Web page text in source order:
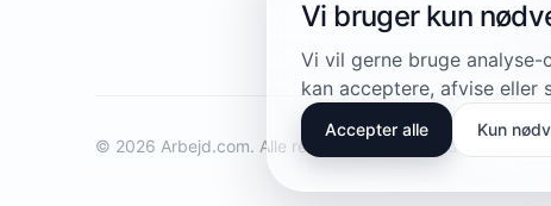
© 2026 Arbejd.com. Alle rettigheder forbeholdes.
Vi bruger kun
Vi vil gerne bruge
kan acceptere, afvise eller
Accepter alle Kun